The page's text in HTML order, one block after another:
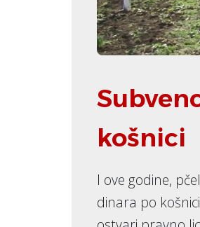
košnici
I ove godine,
dinara po